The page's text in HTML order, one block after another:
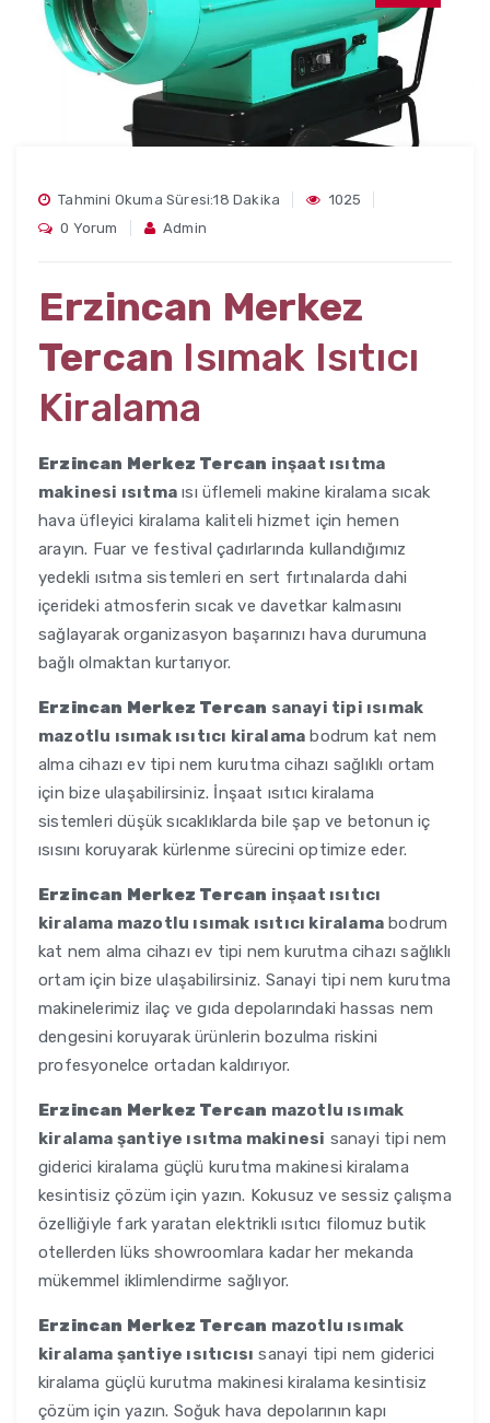
Tahmini Okuma Süresi:18 Dakika
1025
0 Yorum
Admin
Erzincan Merkez
Tercan Isımak Isıtıcı
Kiralama
Erzincan Merkez Tercan inşaat ısıtma
makinesi ısıtma ısı üflemeli makine kiralama sıcak
hava üfleyici kiralama kaliteli hizmet için hemen
arayın. Fuar ve festival çadırlarında kullandığımız
yedekli ısıtma sistemleri en sert fırtınalarda dahi
içerideki atmosferin sıcak ve davetkar kalmasını
sağlayarak organizasyon başarınızı hava durumuna
bağlı olmaktan kurtarıyor.
Erzincan Merkez Tercan sanayi tipi ısımak
mazotlu ısımak ısıtıcı kiralama bodrum kat nem
alma cihazı ev tipi nem kurutma cihazı sağlıklı ortam
için bize ulaşabilirsiniz. İnşaat ısıtıcı kiralama
sistemleri düşük sıcaklıklarda bile şap ve betonun iç
ısısını koruyarak kürlenme sürecini optimize eder.
Erzincan Merkez Tercan inşaat ısıtıcı
kiralama mazotlu ısımak ısıtıcı kiralama bodrum
kat nem alma cihazı ev tipi nem kurutma cihazı sağlıklı
ortam için bize ulaşabilirsiniz. Sanayi tipi nem kurutma
makinelerimiz ilaç ve gıda depolarındaki hassas nem
dengesini koruyarak ürünlerin bozulma riskini
profesyonelce ortadan kaldırıyor.
Erzincan Merkez Tercan mazotlu ısımak
kiralama şantiye ısıtma makinesi sanayi tipi nem
giderici kiralama güçlü kurutma makinesi kiralama
kesintisiz çözüm için yazın. Kokusuz ve sessiz çalışma
özelliğiyle fark yaratan elektrikli ısıtıcı filomuz butik
otellerden lüks showroomlara kadar her mekanda
mükemmel iklimlendirme sağlıyor.
Erzincan Merkez Tercan mazotlu ısımak
kiralama şantiye ısıtıcısı sanayi tipi nem giderici
kiralama güçlü kurutma makinesi kiralama kesintisiz
çözüm için yazın. Soğuk hava depolarının kapı